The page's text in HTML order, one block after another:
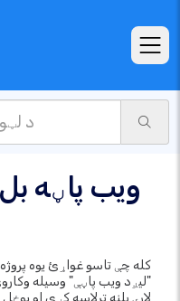
ویب پاڼه
"لیږد ویب پاڼې" وسیله
لارې بلنه ترلاسه کړي او